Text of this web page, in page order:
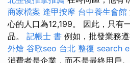
商家檔案 逢甲按摩 台中養生會館
心的人口為12,199。 因此，只有
品。 記帳士 書 例如，批發業務
外燴 谷歌seo 台北 整復 search
消費者是企業，而不是最終用戶。